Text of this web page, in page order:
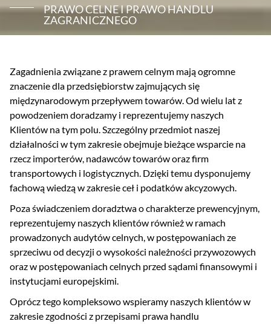
PRAWO CELNE I PRAWO HANDLU
ZAGRANICZNEGO
Zagadnienia związane z prawem celnym mają ogromne
znaczenie dla przedsiębiorstw zajmujących się
międzynarodowym przepływem towarów. Od wielu lat z
powodzeniem doradzamy i reprezentujemy naszych
Klientów na tym polu. Szczególny przedmiot naszej
działalności w tym zakresie obejmuje bieżące wsparcie na
rzecz importerów, nadawców towarów oraz firm
transportowych i logistycznych. Dzięki temu dysponujemy
fachową wiedzą w zakresie ceł i podatków akcyzowych.
Poza świadczeniem doradztwa o charakterze prewencyjnym,
reprezentujemy naszych klientów również w ramach
prowadzonych audytów celnych, w postępowaniach ze
sprzeciwu od decyzji o wysokości należności przywozowych
oraz w postępowaniach celnych przed sądami finansowymi i
instytucjami europejskimi.
Oprócz tego kompleksowo wspieramy naszych klientów w
zakresie zgodności z przepisami prawa handlu